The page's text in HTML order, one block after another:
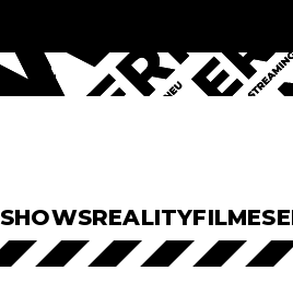
SHOWSREALITYFILME